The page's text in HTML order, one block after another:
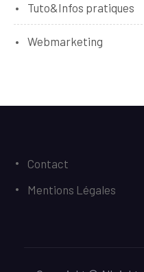
Tuto&Infos pratiques
Webmarketing
Contact
Mentions Légales